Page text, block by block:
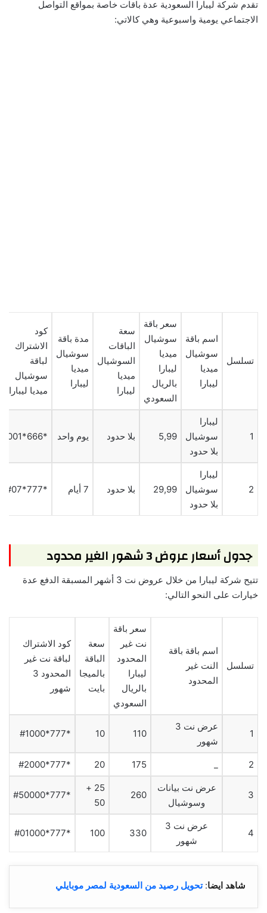
تقدم شركة ليبارا السعودية عدة باقات خاصة بمواقع التواصل
الاجتماعي يومية واسبوعية وهي كالاتي:
تسلسل
اسم باقة
سوشيال
ميديا
ليبارا
سعر باقة
سوشيال
ميديا
ليبارا
بالريال
السعودي
سعة
الباقات
السوشيال
ميديا
ليبارا
مدة باقة
سوشيال
ميديا
ليبارا
كود
الاشتراك
لباقة
سوشيال
ميديا ليبارا
1
ليبارا
سوشيال
بلا حدود
5,99 بلا حدود يوم واحد *666*#001
2
ليبارا
سوشيال
بلا حدود
29,99 بلا حدود 7 أيام *777*#07
جدول أسعار عروض 3 شهور الغير محدود
تتيح شركة ليبارا من خلال عروض نت 3 أشهر المسبقة الدفع عدة
خيارات على النحو التالي:
تسلسل
اسم باقة باقة
النت غير
المحدود
سعر باقة
نت غير
المحدود
ليبارا
بالريال
السعودي
سعة
الباقة
بالميجا
بايت
كود الاشتراك
لباقة نت غير
المحدود 3
شهور
1
عرض نت 3
شهور
110
10
*777*#1000
2
175
20
*777*#2000
3
عرض نت بيانات
وسوشيال
260
25 +
50
*777*#50000
4
عرض نت 3
شهور
330
100
*777*#01000
شاهد ايضا:تحويل رصيد من السعودية لمصر موبايلي